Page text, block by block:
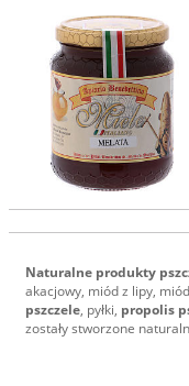
Naturalne produkty
akacjowy, miód z lipy,
pszczele, pyłki, propolis
zostały stworzone